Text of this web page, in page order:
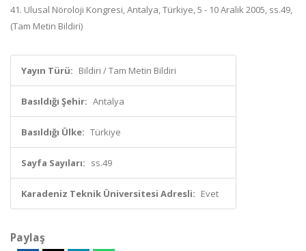
41. Ulusal Nöroloji Kongresi, Antalya, Türkiye, 5 - 10 Aralık 2005, ss.49,
(Tam Metin Bildiri)
Yayın Türü: Bildiri / Tam Metin Bildiri
Basıldığı Şehir: Antalya
Basıldığı Ülke: Türkiye
Sayfa Sayıları: ss.49
Karadeniz Teknik Üniversitesi Adresli: Evet
Paylaş